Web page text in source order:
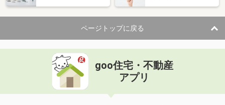
ページトップに戻る
goo住宅・不動産
アプリ